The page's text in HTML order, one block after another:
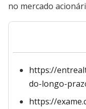
no mercado
https://
do-longo-
https://